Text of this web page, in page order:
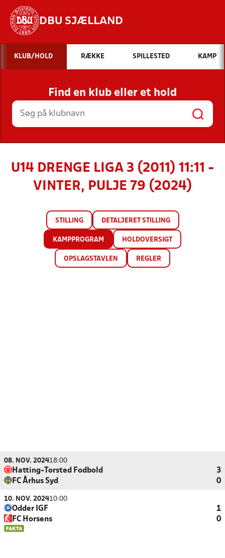
DBU SJÆLLAND
Hvad vil du søge efter?
INDHOLD OG NYHEDER
STILLINGER, RESULTATER, KLUBBER OG
HOLD
KLUB/HOLD RÆKKE SPILLESTED KAMP
Find en klub eller et hold
U14 DRENGE LIGA 3 (2011) 11:11 -
VINTER, PULJE 79 (2024)
STILLING DETALJERET STILLING
KAMPPROGRAM HOLDOVERSIGT
OPSLAGSTAVLEN REGLER
08. NOV. 202418:00
Hatting-Torsted Fodbold
3
FC Århus Syd
0
10. NOV. 202410:00
Odder IGF
1
FC Horsens
0